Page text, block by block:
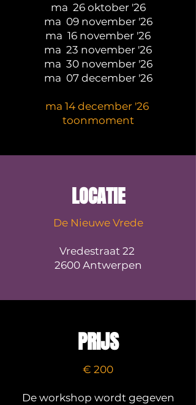
ma 26 oktober '26
ma 09 november '26
ma 16 november '26
ma 23 november '26
ma 30 november '26
ma 07 december '26
ma 14 december '26
toonmoment
LOCATIE
De Nieuwe Vrede
Vredestraat 22
2600 Antwerpen
PRIJS
€ 200
De workshop wordt gegeven